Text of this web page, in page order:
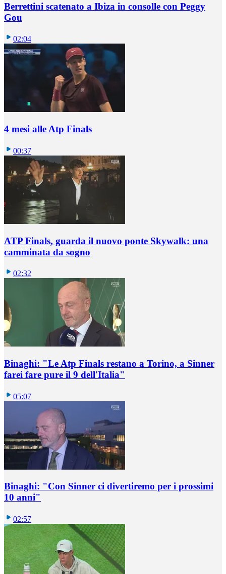
Berrettini scatenato a Ibiza in consolle con Peggy
Gou
02:04
4 mesi alle Atp Finals
00:37
ATP Finals, guarda il nuovo ponte Skywalk: una
camminata da sogno
02:32
Binaghi: "Le Atp Finals restano a Torino, a Sinner
farei fare pure il 9 dell'Italia"
05:07
Binaghi: "Con Sinner ci divertiremo per i prossimi
10 anni"
02:57